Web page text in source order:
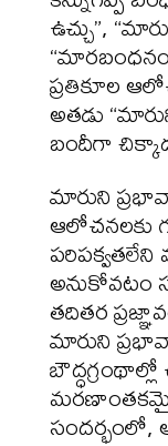
ఉచ్చు”,
ప్రతికూల
అతడు
బందీగా
మారుని
ఆలోచనలకు
పరిపక్వతలేని
అనుకోవటం
తదితర
మారుని
సందర్భంలో,